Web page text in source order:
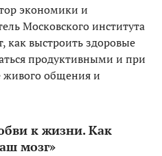
экономики и
Московского института
как выстроить здоровые
продуктивными и при
общения и
к жизни. Как
мозг»